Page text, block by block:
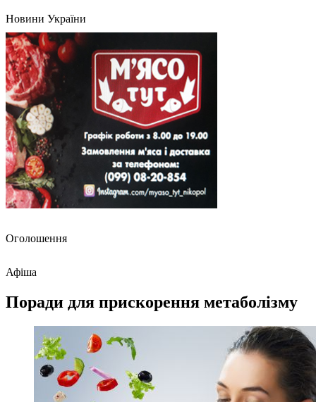
Новини України
Оголошення
Афіша
Поради для прискорення метаболізму